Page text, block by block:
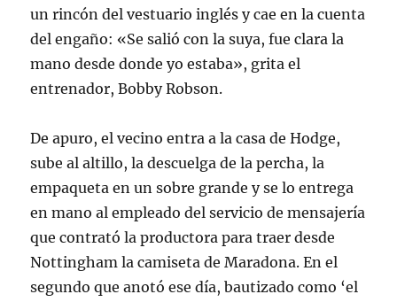
un rincón del vestuario inglés y cae en la cuenta
del engaño: «Se salió con la suya, fue clara la
mano desde donde yo estaba», grita el
entrenador, Bobby Robson.
De apuro, el vecino entra a la casa de Hodge,
sube al altillo, la descuelga de la percha, la
empaqueta en un sobre grande y se lo entrega
en mano al empleado del servicio de mensajería
que contrató la productora para traer desde
Nottingham la camiseta de Maradona. En el
segundo que anotó ese día, bautizado como ‘el